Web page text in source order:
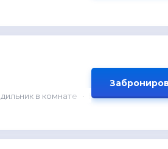
в комнате
Балкон